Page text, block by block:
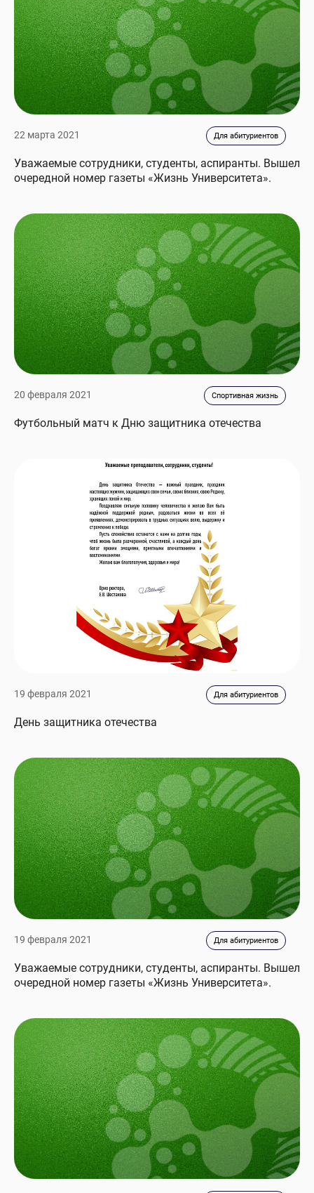
22 марта 2021 Для абитуриентов
Уважаемые сотрудники, студенты, аспиранты. Вышел
очередной номер газеты «Жизнь Университета».
20 февраля 2021 Спортивная жизнь
Футбольный матч к Дню защитника отечества
19 февраля 2021 Для абитуриентов
День защитника отечества
19 февраля 2021 Для абитуриентов
Уважаемые сотрудники, студенты, аспиранты. Вышел
очередной номер газеты «Жизнь Университета».